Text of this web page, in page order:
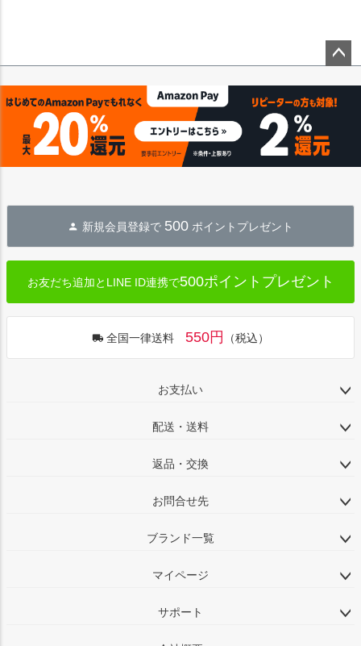
ップ
新規会員登録で 500 ポイントプレゼント
お友だち追加とLINE ID連携で500ポイントプレゼント
全国一律送料 550円 （税込）
お支払い
配送・送料
返品・交換
お問合せ先
ブランド一覧
マイページ
サポート